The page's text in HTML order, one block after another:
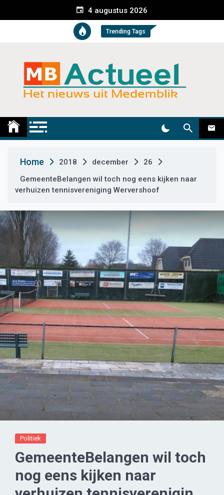
e
t
4 augustus 2026
Trending Tags
Medemblik Actueel
Home 2018 december
26
GemeenteBelangen wil toch nog eens kijken naar
verhuizen tennisvereniging Wervershoof
Politiek
GemeenteBelangen wil toch
nog eens kijken naar